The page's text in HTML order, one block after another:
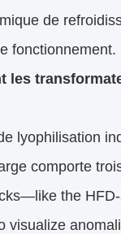
de
fonctionnement.
les
lyophilisation
comporte
the